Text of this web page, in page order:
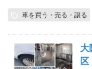
車を買う・売る・譲る